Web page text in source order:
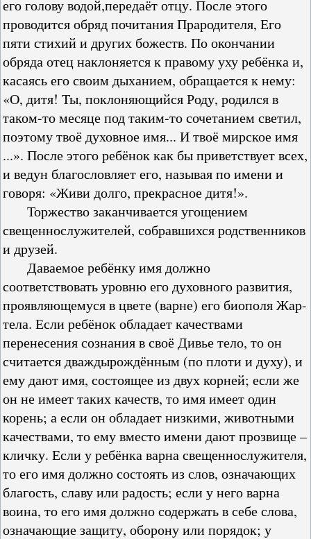
его голову водой,передаёт отцу. После этого
проводится обряд почитания Прародителя, Его
пяти стихий и других божеств. По окончании
обряда отец наклоняется к правому уху ребёнка и,
касаясь его своим дыханием, обращается к нему:
«О, дитя! Ты, поклоняющийся Роду, родился в
таком-то месяце под таким-то сочетанием светил,
поэтому твоё духовное имя... И твоё мирское имя
...». После этого ребёнок как бы приветствует всех,
и ведун благословляет его, называя по имени и
говоря: «Живи долго, прекрасное дитя!».
Торжество заканчивается угощением
свещеннослужителей, собравшихся родственников
и друзей.
Даваемое ребёнку имя должно
соответствовать уровню его духовного развития,
проявляющемуся в цвете (варне) его биополя Жар-
тела. Если ребёнок обладает качествами
перенесения сознания в своё Дивье тело, то он
считается дваждырождённым (по плоти и духу), и
ему дают имя, состоящее из двух корней; если же
он не имеет таких качеств, то имя имеет один
корень; а если он обладает низкими, животными
качествами, то ему вместо имени дают прозвище –
кличку. Если у ребёнка варна свещеннослужителя,
то его имя должно состоять из слов, означающих
благость, славу или радость; если у него варна
воина, то его имя должно содержать в себе слова,
означающие защиту, оборону или порядок; у